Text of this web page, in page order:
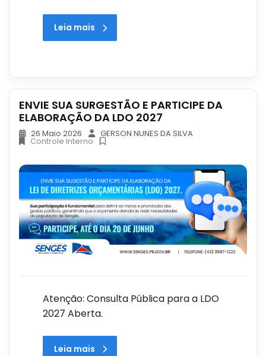
Leia mais
ENVIE SUA SURGESTÃO E PARTICIPE DA
ELABORAÇÃO DA LDO 2027
26 Maio 2026 GERSON NUNES DA SILVA
Controle Interno
Atenção: Consulta Pública para a LDO
2027 Aberta.
Leia mais